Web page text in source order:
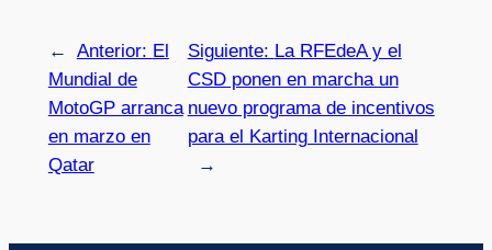
← Anterior: El
Mundial de
MotoGP arranca
en marzo en
Qatar
Siguiente: La RFEdeA y el
CSD ponen en marcha un
nuevo programa de incentivos
para el Karting Internacional
→